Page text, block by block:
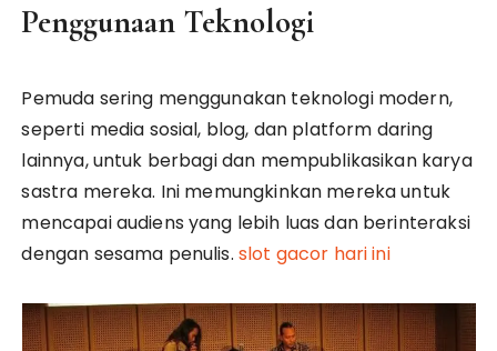
Penggunaan Teknologi
Pemuda sering menggunakan teknologi modern,
seperti media sosial, blog, dan platform daring
lainnya, untuk berbagi dan mempublikasikan karya
sastra mereka. Ini memungkinkan mereka untuk
mencapai audiens yang lebih luas dan berinteraksi
dengan sesama penulis. slot gacor hari ini